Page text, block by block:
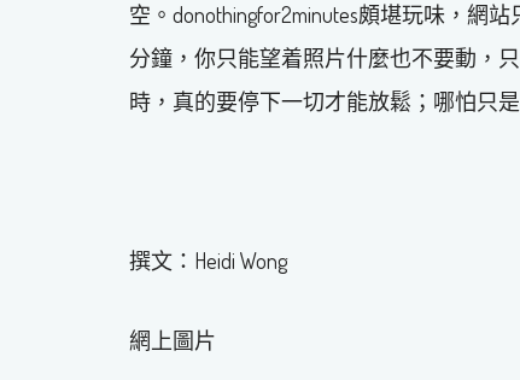
空。donothingfor2minutes頗堪玩味，網
分鐘，你只能望着照片什麼也不要動，
時，真的要停下一切才能放鬆；哪怕只
撰文：Heidi Wong
網上圖片